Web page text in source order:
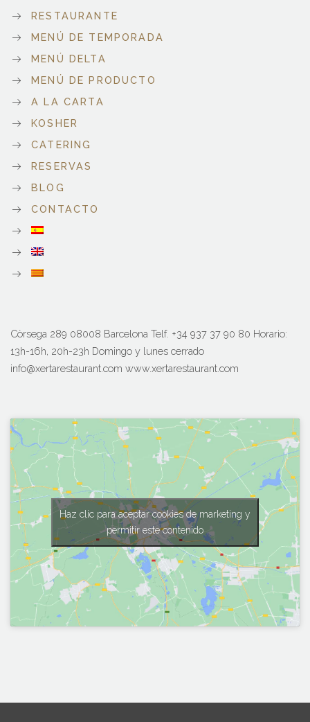
RESTAURANTE
MENÚ DE TEMPORADA
MENÚ DELTA
MENÚ DE PRODUCTO
A LA CARTA
KOSHER
CATERING
RESERVAS
BLOG
CONTACTO
Còrsega 289 08008 Barcelona Telf. +34 937 37 90 80 Horario:
13h-16h, 20h-23h Domingo y lunes cerrado
info@xertarestaurant.com www.xertarestaurant.com
Haz clic para aceptar cookies de marketing y
permitir este contenido